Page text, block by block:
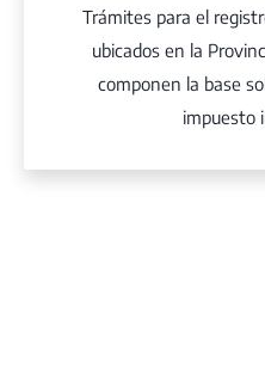
Trámites para el
ubicados en la
componen la base
impuesto